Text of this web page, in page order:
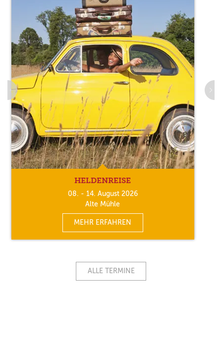
HELDENREISE
08. - 14. August 2026
Alte Mühle
MEHR ERFAHREN
ALLE TERMINE